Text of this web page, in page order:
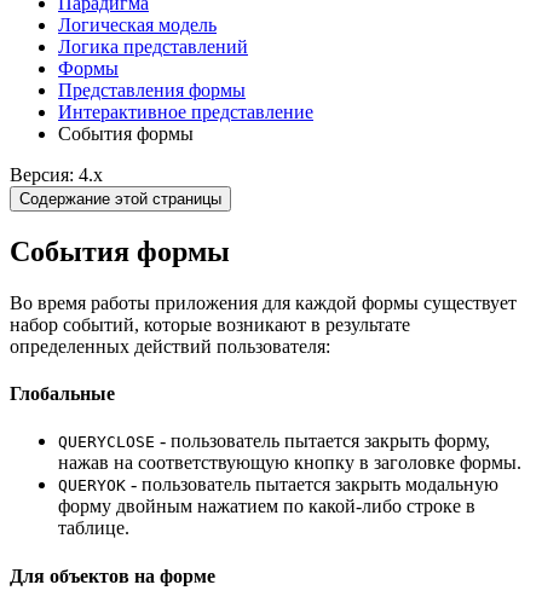
Логическая модель
Логика представлений
Формы
Представления формы
Интерактивное представление
События формы
Версия: 4.x
Содержание этой страницы
События формы
Во время работы приложения для каждой формы существует
набор событий, которые возникают в результате
определенных действий пользователя:
Глобальные
QUERYCLOSE - пользователь пытается закрыть форму,
нажав на соответствующую кнопку в заголовке формы.
QUERYOK - пользователь пытается закрыть модальную
форму двойным нажатием по какой-либо строке в
таблице.
Для объектов на форме